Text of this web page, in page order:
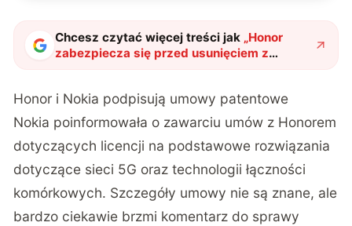
Chcesz czytać więcej treści jak „Honor
zabezpiecza się przed usunięciem z
Europy. Nie chce iść w ślady Oppo i vivo"?
Honor i Nokia podpisują umowy patentowe
Nokia poinformowała o zawarciu umów z Honorem
dotyczących licencji na podstawowe rozwiązania
dotyczące sieci 5G oraz technologii łączności
komórkowych. Szczegóły umowy nie są znane, ale
bardzo ciekawie brzmi komentarz do sprawy